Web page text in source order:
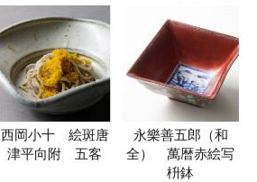
西岡小十 絵斑唐
津平向附 五客
永樂善五郎（和
全） 萬暦赤絵写
枡鉢